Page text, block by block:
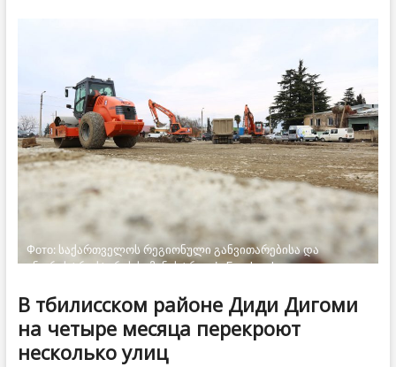
n
Фото: საქართველოს რეგიონული განვითარებისა და
ინფრასტრუქტურის სამინისტრო via Facebook
В тбилисском районе Диди Дигоми
на четыре месяца перекроют
несколько улиц